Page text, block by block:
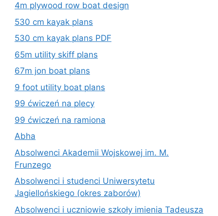
4m plywood row boat design
530 cm kayak plans
530 cm kayak plans PDF
65m utility skiff plans
67m jon boat plans
9 foot utility boat plans
99 ćwiczeń na plecy
99 ćwiczeń na ramiona
Abha
Absolwenci Akademii Wojskowej im. M.
Frunzego
Absolwenci i studenci Uniwersytetu
Jagiellońskiego (okres zaborów)
Absolwenci i uczniowie szkoły imienia Tadeusza